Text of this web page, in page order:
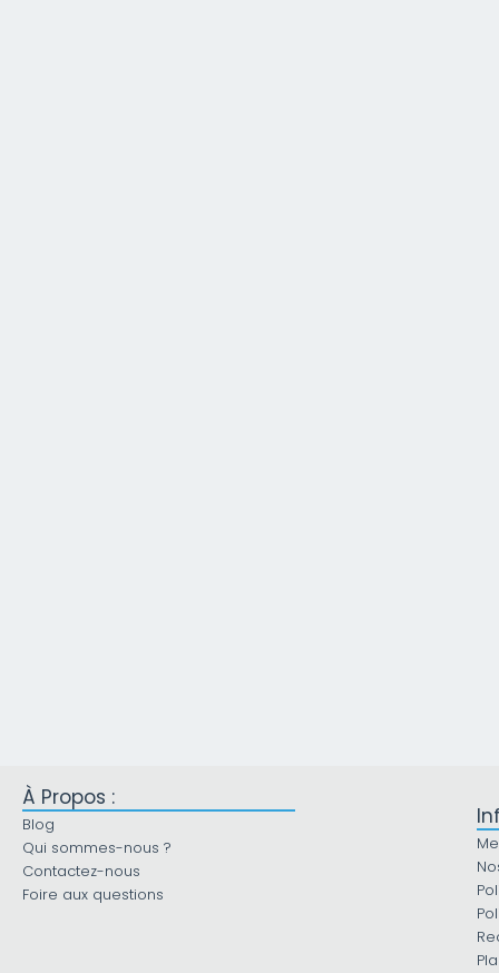
À Propos :
Blog
Qui sommes-nous ?
Contactez-nous
Foire aux questions